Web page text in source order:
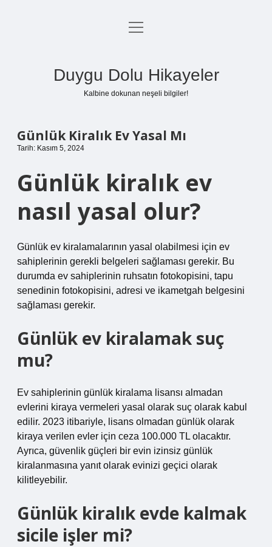
Anasayfa
menüyü
Duygu Dolu Hikayeler
Kalbine dokunan neşeli bilgiler!
Günlük Kiralık Ev Yasal Mı
Tarih: Kasım 5, 2024
Günlük kiralık ev
nasıl yasal olur?
Günlük ev kiralamalarının yasal olabilmesi için ev
sahiplerinin gerekli belgeleri sağlaması gerekir. Bu
durumda ev sahiplerinin ruhsatın fotokopisini, tapu
senedinin fotokopisini, adresi ve ikametgah belgesini
sağlaması gerekir.
Günlük ev kiralamak suç
mu?
Ev sahiplerinin günlük kiralama lisansı almadan
evlerini kiraya vermeleri yasal olarak suç olarak kabul
edilir. 2023 itibariyle, lisans olmadan günlük olarak
kiraya verilen evler için ceza 100.000 TL olacaktır.
Ayrıca, güvenlik güçleri bir evin izinsiz günlük
kiralanmasına yanıt olarak evinizi geçici olarak
kilitleyebilir.
Günlük kiralık evde kalmak
sicile işler mi?